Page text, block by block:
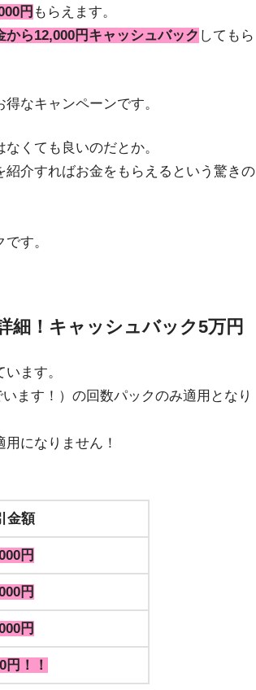
円 もらえます。
ら12,000円キャッシュバック してもら
なキャンペーンです。
くても良いのだとか。
介すればお金をもらえるという驚きの
す。
細！キャッシュバック5万円
ます。
ます！）の回数パックのみ適用となり
になりません！
金額
円
円
円
円！！